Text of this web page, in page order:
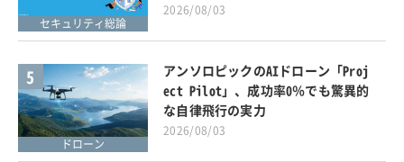
セキュリティ総論
2026/08/03
5
ドローン
アンソロピックのAIドローン「Proj
ect Pilot」、成功率0％でも驚異的
な自律飛行の実力
2026/08/03